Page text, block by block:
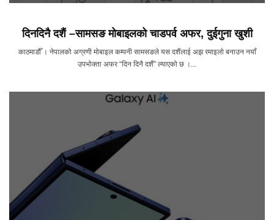
दिनदिनै दशैं –सामसङ मोबाइलको चाडपर्व अफर, दुईगुना खुशी
काठमाडौँ । नेपालको अग्रणी मोबाइल कम्पनी सामसङले यस दशैंलाई अझ रमाइलो बनाउन नयाँ
उपभोक्ता अफर “दिन दिनै दशैं” ल्याएको छ ।...